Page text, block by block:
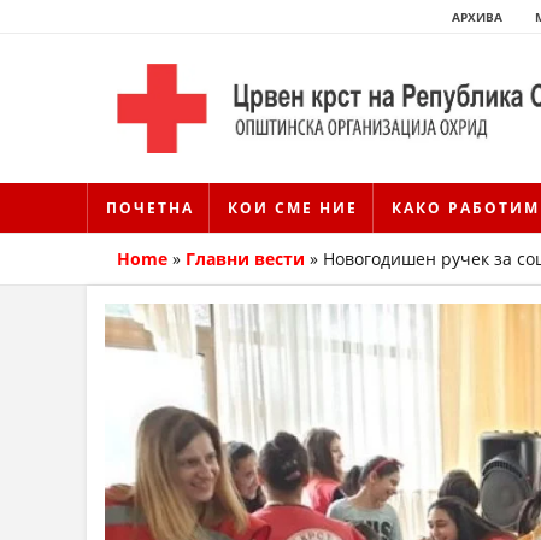
АРХИВА
ПОЧЕТНА КОИ СМЕ НИЕ КАКО
Home » Главни вести » Новогодишен ручек за